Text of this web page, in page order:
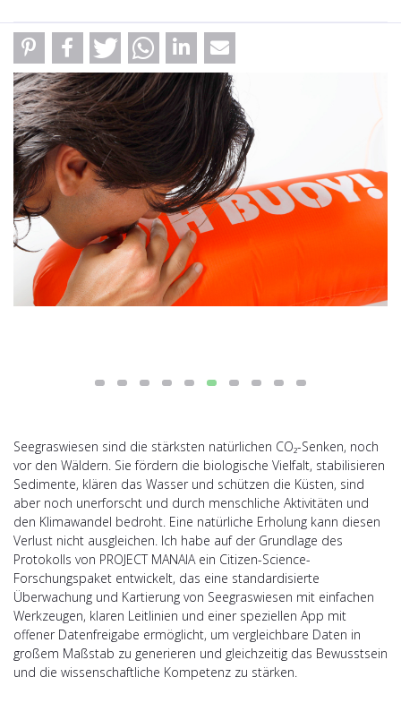
Seegraswiesen sind die stärksten natürlichen CO₂-Senken, noch
vor den Wäldern. Sie fördern die biologische Vielfalt, stabilisieren
Sedimente, klären das Wasser und schützen die Küsten, sind
aber noch unerforscht und durch menschliche Aktivitäten und
den Klimawandel bedroht. Eine natürliche Erholung kann diesen
Verlust nicht ausgleichen. Ich habe auf der Grundlage des
Protokolls von PROJECT MANAIA ein Citizen-Science-
Forschungspaket entwickelt, das eine standardisierte
Überwachung und Kartierung von Seegraswiesen mit einfachen
Werkzeugen, klaren Leitlinien und einer speziellen App mit
offener Datenfreigabe ermöglicht, um vergleichbare Daten in
großem Maßstab zu generieren und gleichzeitig das Bewusstsein
und die wissenschaftliche Kompetenz zu stärken.